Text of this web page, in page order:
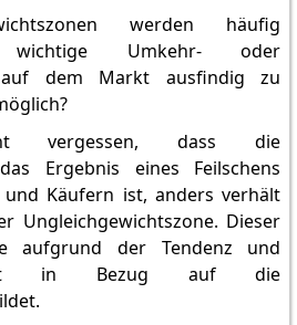
werden häufig
Umkehr- oder
auf dem Markt ausfindig zu
vergessen, dass die
Ergebnis eines Feilschens
Käufern ist, anders verhält
Ungleichgewichtszone. Dieser
aufgrund der Tendenz und
in Bezug auf die